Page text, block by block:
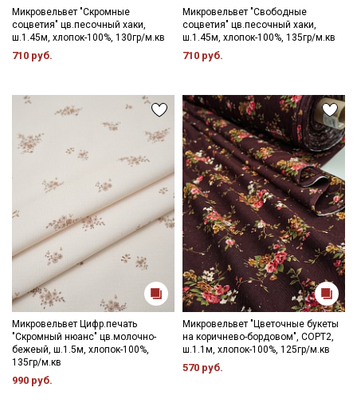
Микровельвет "Скромные
соцветия" цв.песочный хаки,
ш.1.45м, хлопок-100%, 130гр/м.кв
710 руб.
Микровельвет "Свободные
соцветия" цв.песочный хаки,
ш.1.45м, хлопок-100%, 135гр/м.кв
710 руб.
Микровельвет Цифр.печать
"Скромный нюанс" цв.молочно-
бежеый, ш.1.5м, хлопок-100%,
135гр/м.кв
990 руб.
Микровельвет "Цветочные букеты
на коричнево-бордовом", СОРТ2,
ш.1.1м, хлопок-100%, 125гр/м.кв
570 руб.